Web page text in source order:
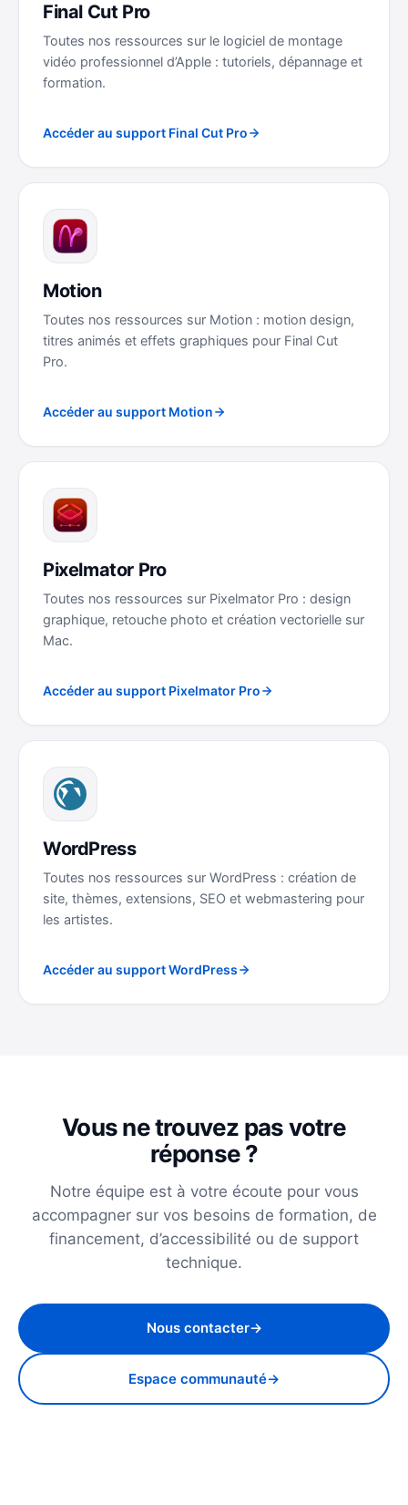
Final Cut Pro
Toutes nos ressources sur le logiciel de montage
vidéo professionnel d’Apple : tutoriels, dépannage et
formation.
Accéder au support Final Cut Pro
Motion
Toutes nos ressources sur Motion : motion design,
titres animés et effets graphiques pour Final Cut
Pro.
Accéder au support Motion
Pixelmator Pro
Toutes nos ressources sur Pixelmator Pro : design
graphique, retouche photo et création vectorielle sur
Mac.
Accéder au support Pixelmator Pro
WordPress
Toutes nos ressources sur WordPress : création de
site, thèmes, extensions, SEO et webmastering pour
les artistes.
Accéder au support WordPress
Vous ne trouvez pas votre
réponse ?
Notre équipe est à votre écoute pour vous
accompagner sur vos besoins de formation, de
financement, d’accessibilité ou de support
technique.
Nous contacter
Espace communauté